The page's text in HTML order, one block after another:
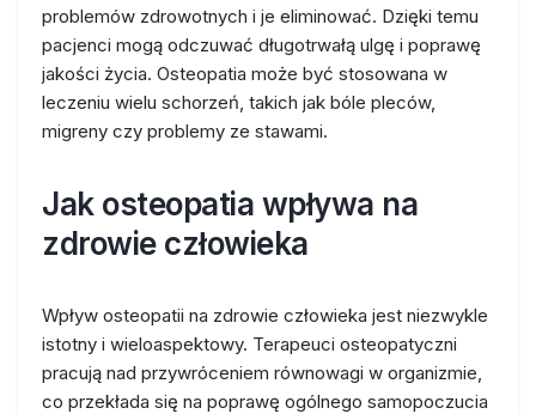
problemów zdrowotnych i je eliminować. Dzięki temu
pacjenci mogą odczuwać długotrwałą ulgę i poprawę
jakości życia. Osteopatia może być stosowana w
leczeniu wielu schorzeń, takich jak bóle pleców,
migreny czy problemy ze stawami.
Jak osteopatia wpływa na
zdrowie człowieka
Wpływ osteopatii na zdrowie człowieka jest niezwykle
istotny i wieloaspektowy. Terapeuci osteopatyczni
pracują nad przywróceniem równowagi w organizmie,
co przekłada się na poprawę ogólnego samopoczucia